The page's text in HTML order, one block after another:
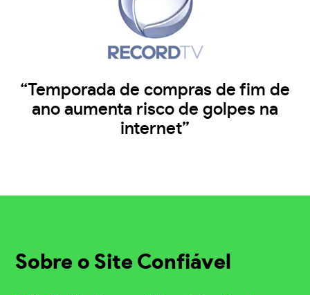
“Temporada de compras de fim de
ano aumenta risco de golpes na
internet”
Sobre o Site Confiável